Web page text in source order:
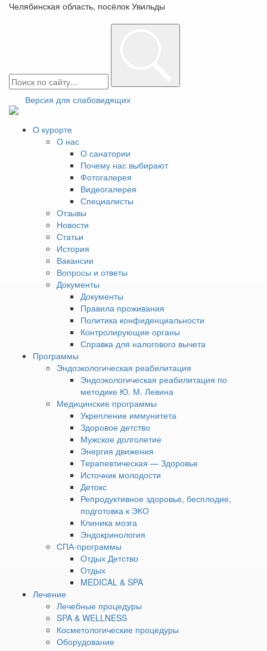
Челябинская область, посёлок Увильды
Версия для слабовидящих
О курорте
О нас
О санатории
Почему нас выбирают
Фотогалерея
Видеогалерея
Специалисты
Отзывы
Новости
Статьи
История
Вакансии
Вопросы и ответы
Документы
Документы
Правила проживания
Политика конфиденциальности
Контролирующие органы
Справка для налогового вычета
Программы
Эндоэкологическая реабилитация
Эндоэкологическая реабилитация по
методике Ю. М. Левина
Медицинские программы
Укрепление иммунитета
Здоровое детство
Мужское долголетие
Энергия движения
Терапевтическая — Здоровье
Источник молодости
Детокс
Репродуктивное здоровье, бесплодие,
подготовка к ЭКО
Клиника мозга
Эндокринология
СПА-программы
Отдых Детство
Отдых
MEDICAL & SPA
Лечение
Лечебные процедуры
SPA & WELLNESS
Косметологические процедуры
Оборудование
Люкс одноместный
двухкомнатный
Лучший выбор для семейного отдыха
Двухкомнатный номер с 1 двуспальной кроватью,
диваном и 1 односпальной кроватью.
Вместимость:1 гость + 3 доп. место.
Номер расположен в корпусе 2.
Балкон
Услуги и удобства
Кондиционер
Телевизор с плоским экраном
Кабельные каналы
Электрический чайник
Ковровое покрытие
Шкаф или гардероб
Гладильные принадлежности
Сушилка для белья
Утюг
Вешалка для одежды
Письменный стол
Журнальный столик
Холодильник
Возможность установки детской кроватки
В собственной ванной комнате
Туалетно-косметические принадлежности
Душевая кабина
Халат
Тапочки
Полотенца
Просим обратить внимание: